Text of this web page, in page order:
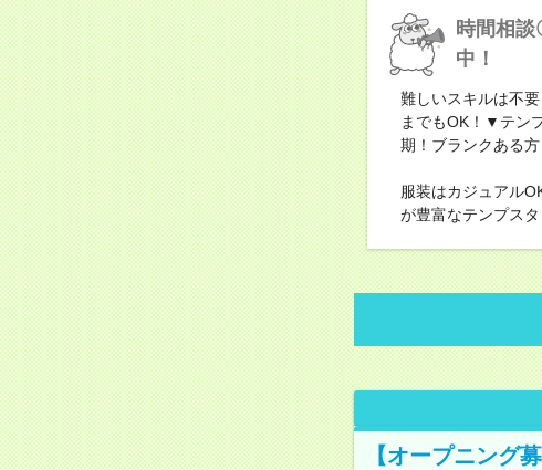
時間相
中！
難しいスキルは不
までもOK！▼テン
期！ブランクある方
服装はカジュアル
が豊富なテンプス
【オープニング